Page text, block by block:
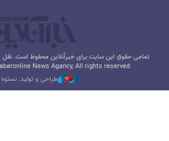
تمامی حقوق این سایت برای خبرآنلاین محفوظ است. نقل
News Agancy, All rights reserved
طراحی و تولید: نستوه